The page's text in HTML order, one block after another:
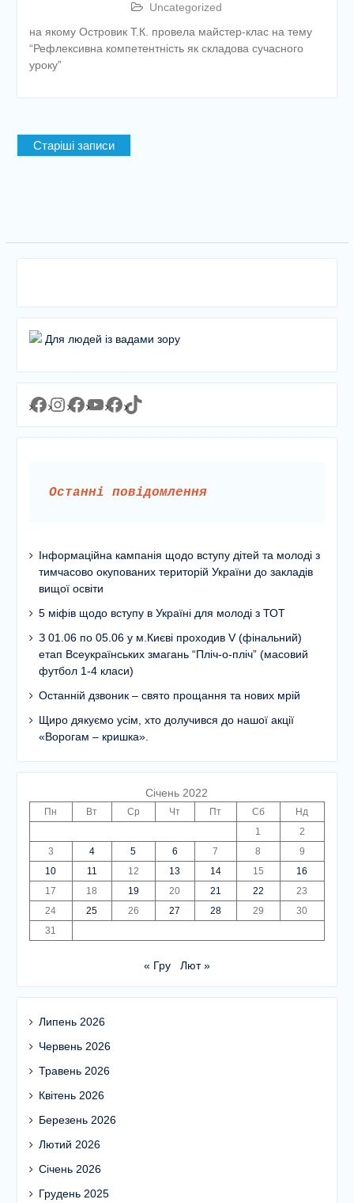
Uncategorized
на якому Островик Т.К. провела майстер-клас на тему
“Рефлексивна компетентність як складова сучасного
уроку”
Навігація
записів
Старіші записи
Для людей із вадами зору
Facebook
Instagram
Facebook
YouTube
Facebook
https://www.tiktok.com/@lyceum1man?_t=8YJMx0RJgIf&_r=1
Останні повідомлення
Інформаційна кампанія щодо вступу дітей та молоді з
тимчасово окупованих територій України до закладів
вищої освіти
5 міфів щодо вступу в Україні для молоді з ТОТ
З 01.06 по 05.06 у м.Києві проходив V (фінальний)
етап Всеукраїнських змагань “Пліч-о-пліч” (масовий
футбол 1-4 класи)
Останній дзвоник – свято прощання та нових мрій
Щиро дякуємо усім, хто долучився до нашої акції
«Ворогам – кришка».
Січень 2022
Пн Вт Ср Чт Пт Сб
Нд
1
2
3
4 5 6 7 8
9
10
11 12 13 14 15
16
17
18 19 20 21 22
23
24
25 26 27 28 29
30
31
« Гру Лют »
Липень 2026
Червень 2026
Травень 2026
Квітень 2026
Березень 2026
Лютий 2026
Січень 2026
Грудень 2025